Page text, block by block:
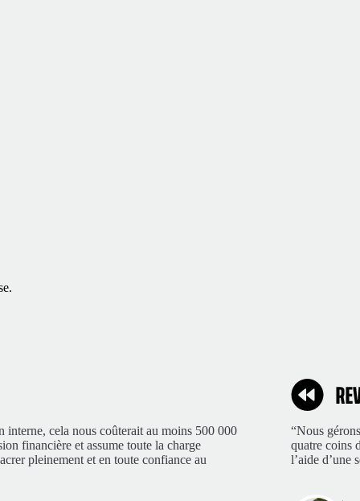
interne, cela nous coûterait au moins 500 000
financière et assume toute la charge
pleinement et en toute confiance au
“Nous
quatre coins
l’aide d’une